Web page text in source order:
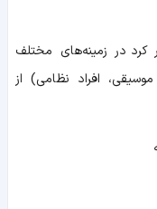
کرد در زمینه‌های مختلف
افراد نظامی) از